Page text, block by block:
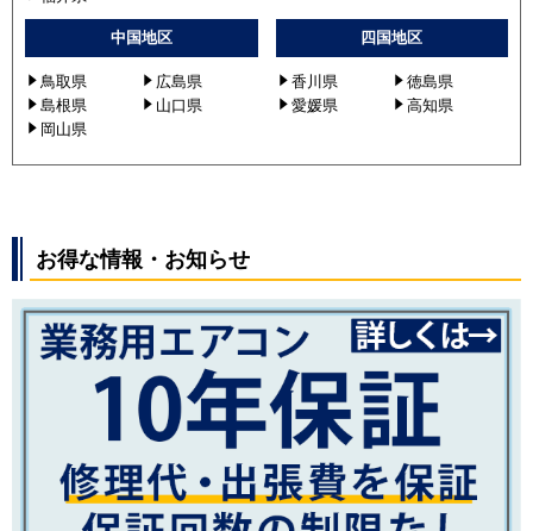
中国地区
鳥取県
広島県
島根県
山口県
岡山県
四国地区
香川県
徳島県
愛媛県
高知県
お得な情報・お知らせ